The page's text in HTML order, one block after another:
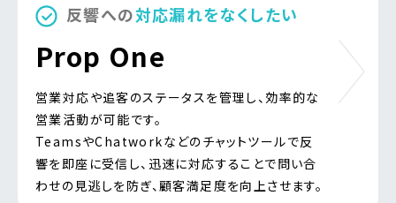
反響への対応漏れをなくしたい
Prop One
営業対応や追客のステータスを管理し、効率的な
営業活動が可能です。
TeamsやChatworkなどのチャットツールで反
響を即座に受信し、迅速に対応することで問い合
わせの見逃しを防ぎ、顧客満足度を向上させます。